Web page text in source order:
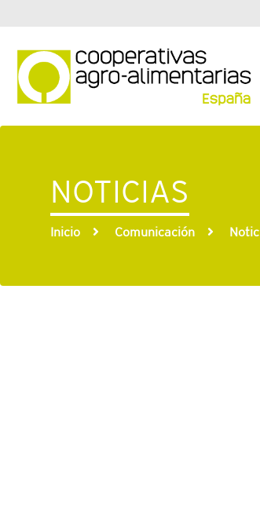
NOTICIAS
Inicio Comunicación